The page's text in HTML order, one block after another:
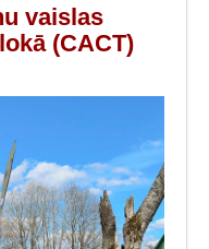
vaislas
(CACT)